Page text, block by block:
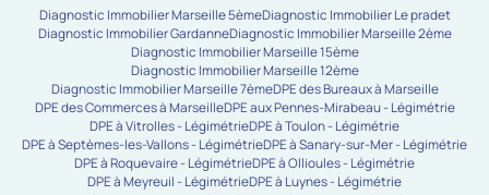
Diagnostic Immobilier Marseille 5èmeDiagnostic Immobilier Le pradet
Diagnostic Immobilier GardanneDiagnostic Immobilier Marseille 2ème
Diagnostic Immobilier Marseille 15ème
Diagnostic Immobilier Marseille 12ème
Diagnostic Immobilier Marseille 7èmeDPE des Bureaux à Marseille
DPE des Commerces à MarseilleDPE aux Pennes-Mirabeau - Légimétrie
DPE à Vitrolles - LégimétrieDPE à Toulon - Légimétrie
DPE à Septèmes-les-Vallons - LégimétrieDPE à Sanary-sur-Mer - Légimétrie
DPE à Roquevaire - LégimétrieDPE à Ollioules - Légimétrie
DPE à Meyreuil - LégimétrieDPE à Luynes - Légimétrie